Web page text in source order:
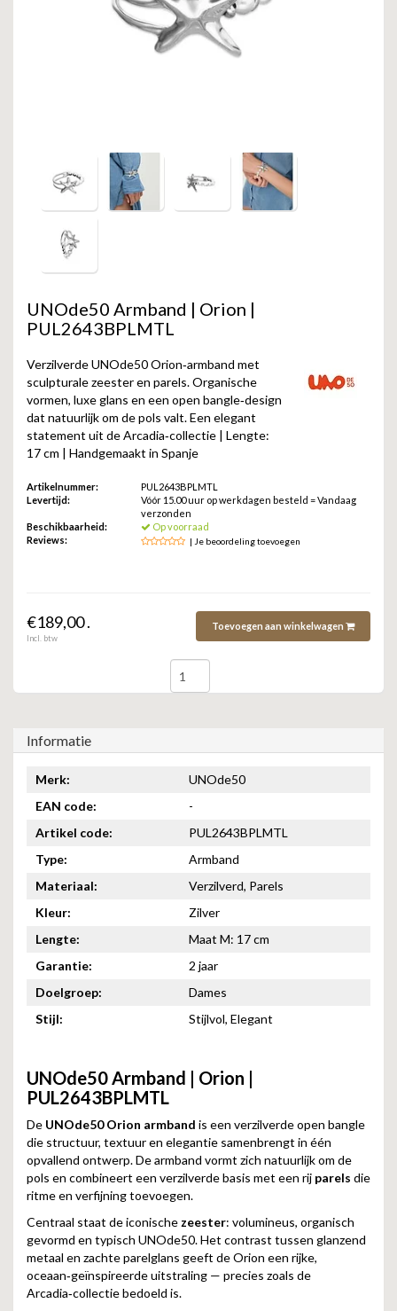
SILK | SALE
KARMA
CAMPS & CAMPS
BERNICE
ZAG BIJOUX
LILLY
KAPTEN & SON
SER INTREPIDA | SS25
CADEAUTJES VANAF € 100
UNOde50 Armband | Orion |
PUL2643BPLMTL
Verzilverde UNOde50 Orion‑armband met
sculpturale zeester en parels. Organische
vormen, luxe glans en een open bangle‑design
dat natuurlijk om de pols valt. Een elegant
statement uit de Arcadia‑collectie | Lengte:
17 cm | Handgemaakt in Spanje
Artikelnummer:
PUL2643BPLMTL
Levertijd:
Vóór 15.00 uur op werkdagen besteld = Vandaag
verzonden
Beschikbaarheid:
Op voorraad
Reviews:
| Je beoordeling toevoegen
€189,00 .
Incl. btw
Toevoegen aan winkelwagen
Informatie
Merk:
UNOde50
EAN code:
-
Artikel code:
PUL2643BPLMTL
Type:
Armband
Materiaal:
Verzilverd, Parels
Kleur:
Zilver
Lengte:
Maat M: 17 cm
Garantie:
2 jaar
Doelgroep:
Dames
Stijl:
Stijlvol, Elegant
UNOde50 Armband | Orion |
PUL2643BPLMTL
De UNOde50 Orion armband is een verzilverde open bangle
die structuur, textuur en elegantie samenbrengt in één
opvallend ontwerp. De armband vormt zich natuurlijk om de
pols en combineert een verzilverde basis met een rij parels die
ritme en verfijning toevoegen.
Centraal staat de iconische zeester: volumineus, organisch
gevormd en typisch UNOde50. Het contrast tussen glanzend
metaal en zachte parelglans geeft de Orion een rijke,
oceaan‑geïnspireerde uitstraling — precies zoals de
Arcadia‑collectie bedoeld is.